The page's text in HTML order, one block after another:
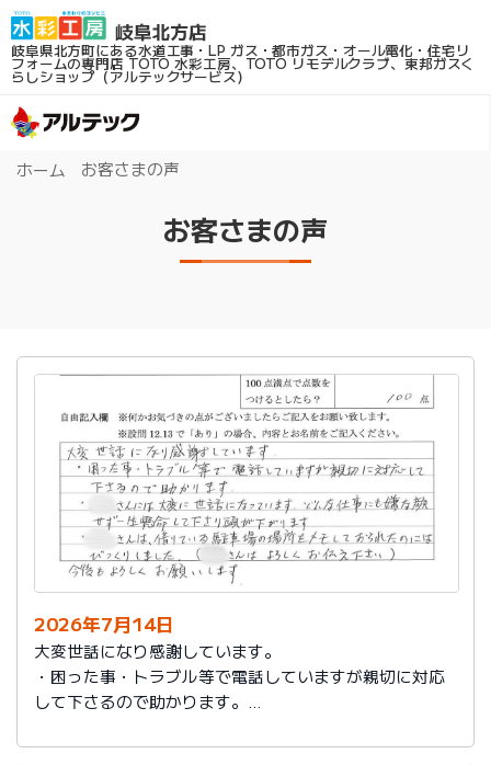
岐阜県北方町にある水道工事・LP ガス・都市ガス・オール電化・住宅リ
フォームの専門店TOTO 水彩工房、TOTO リモデルクラブ、東邦ガスく
らしショップ（アルテックサービス）
ホーム お客さまの声
お客さまの声
2026年7月14日
大変世話になり感謝しています。
・困った事・トラブル等で電話していますが親切に対応
して下さるので助かります。
にも嫌な顔せず一生懸命して下さり頭が下がります。